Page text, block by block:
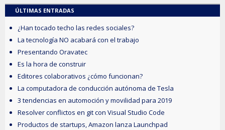
ÚLTIMAS ENTRADAS
¿Han tocado techo las redes sociales?
La tecnología NO acabará con el trabajo
Presentando Oravatec
Es la hora de construir
Editores colaborativos ¿cómo funcionan?
La computadora de conducción autónoma de Tesla
3 tendencias en automoción y movilidad para 2019
Resolver conflictos en git con Visual Studio Code
Productos de startups, Amazon lanza Launchpad